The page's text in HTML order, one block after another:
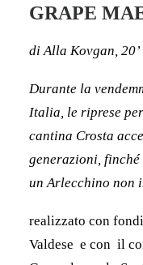
GRAPE
di Alla Kovgan, 20’
Durante la
Italia, le riprese
cantina Crosta
generazioni,
un Arlecchino non
realizzato con
Valdese e con il